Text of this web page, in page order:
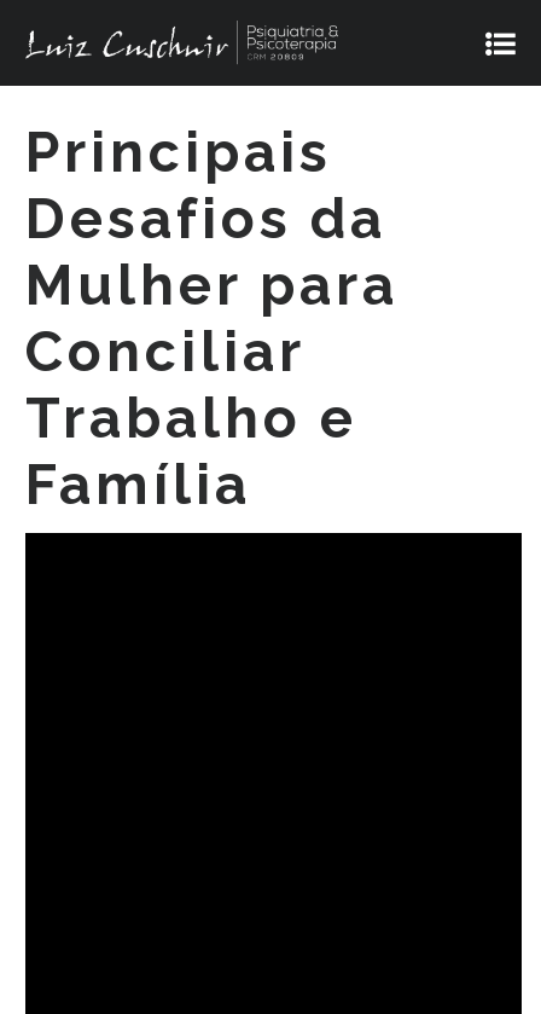
Principais
Desafios da
Mulher para
Conciliar
Trabalho e
Família